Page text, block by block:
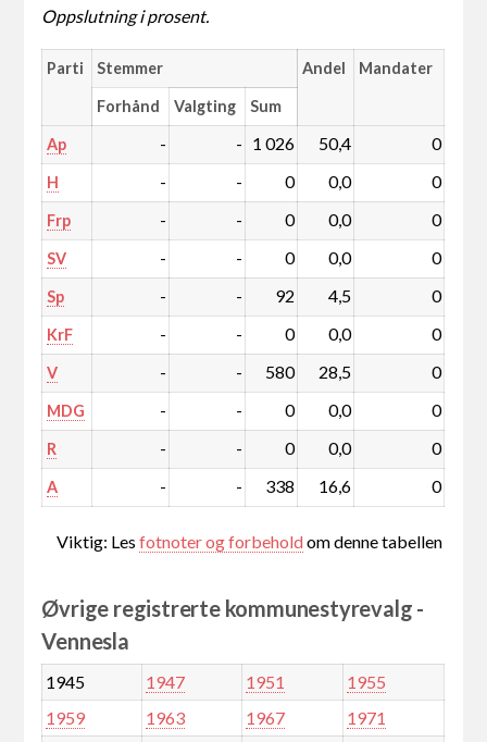
Oppslutning i prosent.
Parti Stemmer Andel Mandater
Forhånd Valgting Sum
Ap - - 1 026 50,4 0
H - - 0 0,0 0
Frp - - 0 0,0 0
SV - - 0 0,0 0
Sp - - 92 4,5 0
KrF - - 0 0,0 0
V - - 580 28,5 0
MDG - - 0 0,0 0
R - - 0 0,0 0
A - - 338 16,6 0
Viktig: Lesfotnoter og forbeholdom denne tabellen
Øvrige registrerte kommunestyrevalg -
Vennesla
1945 1947 1951
1955
1959
1963 1967
1971